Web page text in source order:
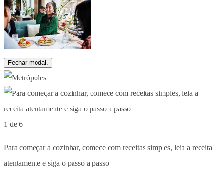
Fechar modal.
1 de 6
Para começar a cozinhar, comece com receitas simples, leia a receita
atentamente e siga o passo a passo